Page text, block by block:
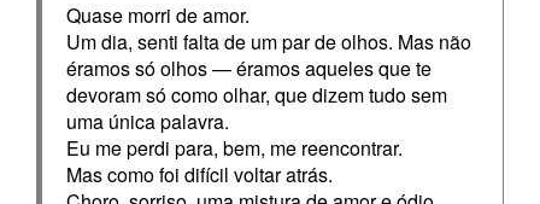
Quase morri de amor.
Um dia, senti falta de um par de olhos. Mas não
éramos só olhos — éramos aqueles que te
devoram só como olhar, que dizem tudo sem
uma única palavra.
Eu me perdi para, bem, me reencontrar.
Mas como foi difícil voltar atrás.